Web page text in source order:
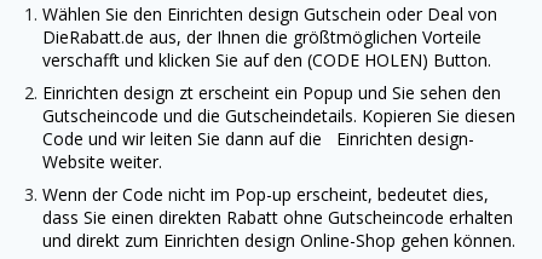
Wählen Sie den Einrichten design Gutschein oder Deal von
DieRabatt.de aus, der Ihnen die größtmöglichen Vorteile
verschafft und klicken Sie auf den (CODE HOLEN) Button.
Einrichten design zt erscheint ein Popup und Sie sehen den
Gutscheincode und die Gutscheindetails. Kopieren Sie diesen
Code und wir leiten Sie dann auf die Einrichten design-
Website weiter.
Wenn der Code nicht im Pop-up erscheint, bedeutet dies,
dass Sie einen direkten Rabatt ohne Gutscheincode erhalten
und direkt zum Einrichten design Online-Shop gehen können.